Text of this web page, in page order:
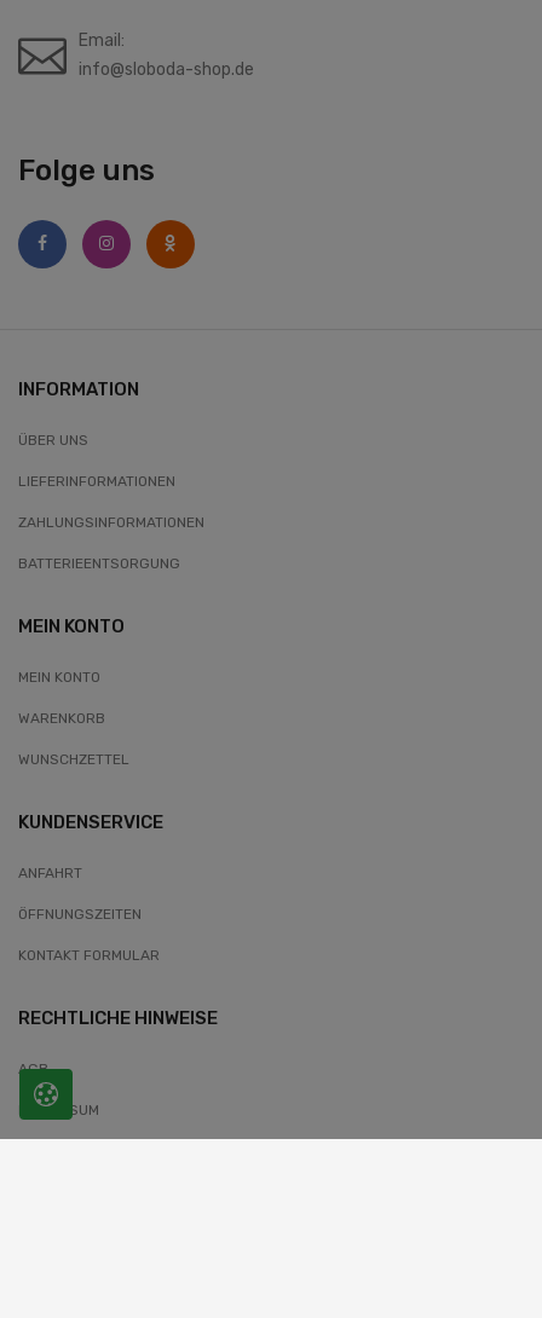
Folge uns
Email:
info@sloboda-shop.de
INFORMATION
ÜBER UNS
LIEFERINFORMATIONEN
ZAHLUNGSINFORMATIONEN
BATTERIEENTSORGUNG
MEIN KONTO
MEIN KONTO
WARENKORB
WUNSCHZETTEL
KUNDENSERVICE
ANFAHRT
ÖFFNUNGSZEITEN
KONTAKT FORMULAR
RECHTLICHE HINWEISE
AGB
IMPRESSUM